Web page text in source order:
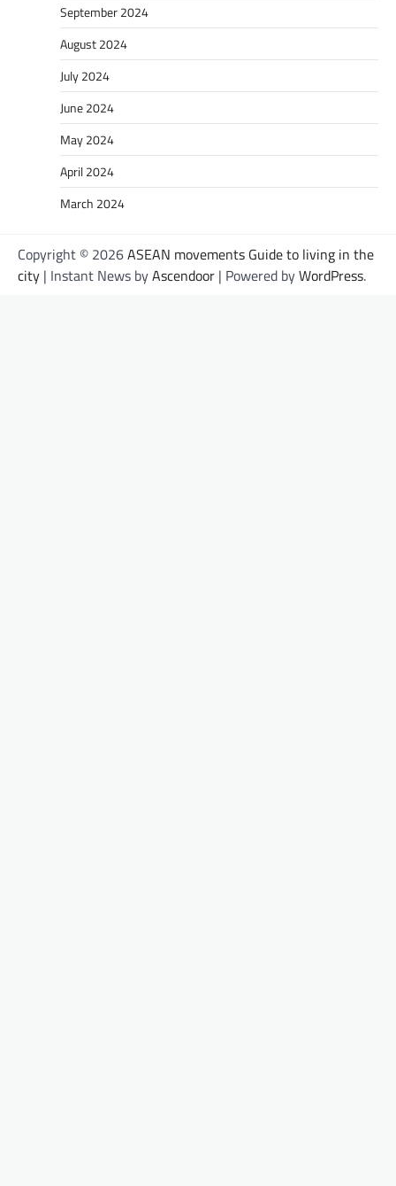
September 2024
August 2024
July 2024
June 2024
May 2024
April 2024
March 2024
Copyright © 2026ASEAN movements Guide to living in the
city | Instant News byAscendoor | Powered byWordPress.